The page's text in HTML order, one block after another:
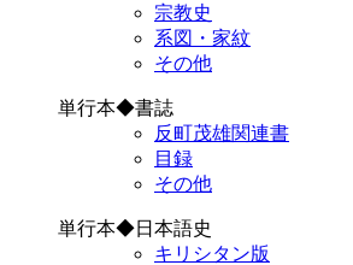
宗教史
系図・家紋
その他
単行本◆書誌
反町茂雄関連書
目録
その他
単行本◆日本語史
キリシタン版